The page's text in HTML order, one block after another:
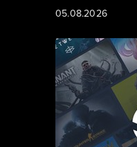
05.08.2026